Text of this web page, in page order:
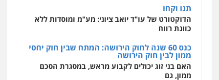
אחסון אתרים
מקצועיים לעורכי דין
מרכז התחלה חדשה
אסירים עבירות מין שירותים מקצועיים
לעורכי דין
תנו וקחו
הדוקטורט של עו"ד יואב ציוני: מע"מ ומוסדות ללא
כוונת רווח
כנס 60 שנה לחוק הירושה: המתח שבין חוק יחסי
ממון לבין חוק הירושה
האם בני זוג יכולים לקבוע מראש, במסגרת הסכם
ממון, גם